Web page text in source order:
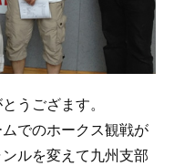
うござます。
でのホークス観戦が
ルを変えて九州支部